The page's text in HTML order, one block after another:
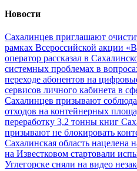
Новости
Сахалинцев приглашают
рамках Всероссийской акции
оператор рассказал в
системных проблемах в
переходе абонентов на
сервисов личного кабинета в
Сахалинцев призывают
отходов на контейнерных
переработку 3,2 тонны книг
призывают не блокировать
Сахалинская область нацелена
на Известковом стартовали
Углегорске сняли на видео